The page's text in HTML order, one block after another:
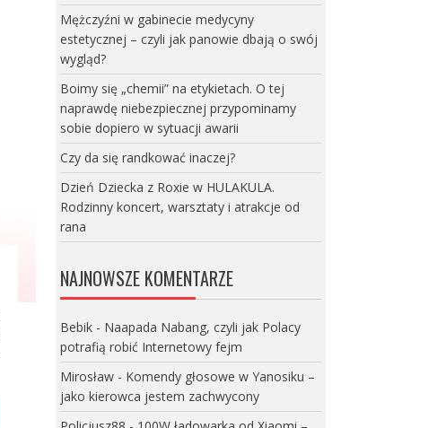
Mężczyźni w gabinecie medycyny
estetycznej – czyli jak panowie dbają o swój
wygląd?
Boimy się „chemii” na etykietach. O tej
naprawdę niebezpiecznej przypominamy
sobie dopiero w sytuacji awarii
Czy da się randkować inaczej?
Dzień Dziecka z Roxie w HULAKULA.
Rodzinny koncert, warsztaty i atrakcje od
rana
NAJNOWSZE KOMENTARZE
Bebik- Naapada Nabang, czyli jak Polacy
potrafią robić Internetowy fejm
Mirosław- Komendy głosowe w Yanosiku –
jako kierowca jestem zachwycony